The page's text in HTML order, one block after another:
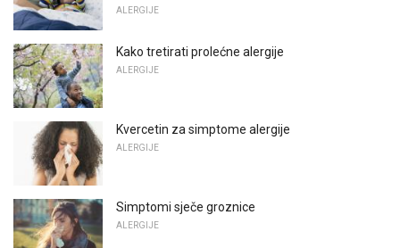
ALERGIJE
Kako tretirati prolećne alergije
ALERGIJE
Kvercetin za simptome alergije
ALERGIJE
Simptomi sječe groznice
ALERGIJE